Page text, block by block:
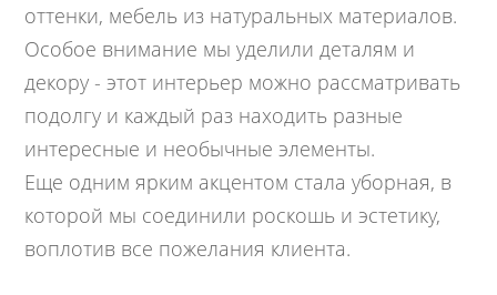
оттенки, мебель из натуральных материалов.
Особое внимание мы уделили деталям и
декору - этот интерьер можно рассматривать
подолгу и каждый раз находить разные
интересные и необычные элементы.
Еще одним ярким акцентом стала уборная, в
которой мы соединили роскошь и эстетику,
воплотив все пожелания клиента.